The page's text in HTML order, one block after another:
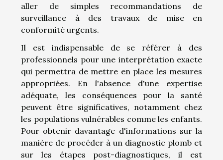
aller de simples recommandations de
surveillance à des travaux de mise en
conformité urgents.
Il est indispensable de se référer à des
professionnels pour une interprétation exacte
qui permettra de mettre en place les mesures
appropriées. En l'absence d'une expertise
adéquate, les conséquences pour la santé
peuvent être significatives, notamment chez
les populations vulnérables comme les enfants.
Pour obtenir davantage d'informations sur la
manière de procéder à un diagnostic plomb et
sur les étapes post-diagnostiques, il est